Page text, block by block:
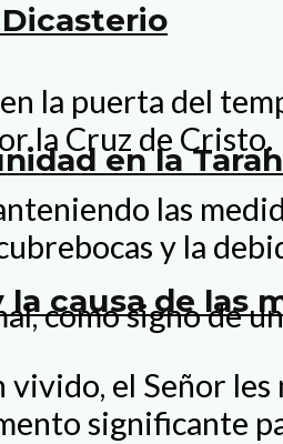
en la
causa de las
la puerta del
la Cruz de Cristo.
las
y la
como signo de
el Señor les
significante